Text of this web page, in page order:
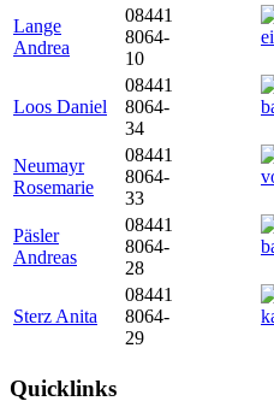
Lange
Andrea
08441
8064-
10
Loos Daniel
08441
8064-
34
Neumayr
Rosemarie
08441
8064-
33
Päsler
Andreas
08441
8064-
28
Sterz Anita
08441
8064-
29
Quicklinks